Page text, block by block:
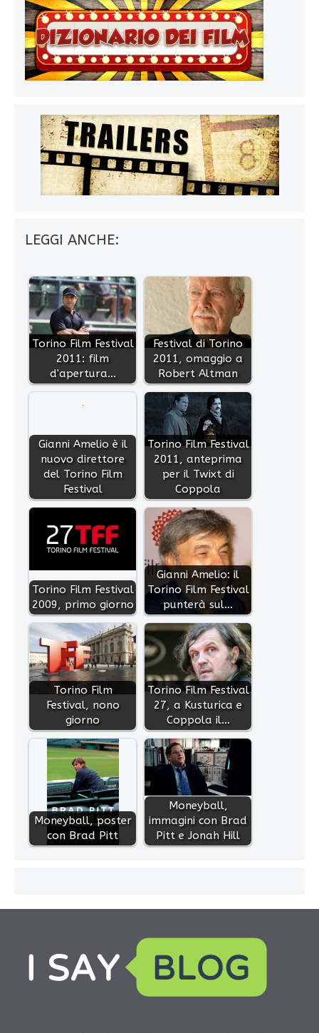
LEGGI ANCHE:
Torino Film Festival
2011: film
d'apertura…
Festival di Torino
2011, omaggio a
Robert Altman
Gianni Amelio è il
nuovo direttore
del Torino Film
Festival
Torino Film Festival
2011, anteprima
per il Twixt di
Coppola
Torino Film Festival
2009, primo giorno
Gianni Amelio: il
Torino Film Festival
punterà sul…
Torino Film
Festival, nono
giorno
Torino Film Festival
27, a Kusturica e
Coppola il…
Moneyball, poster
con Brad Pitt
Moneyball,
immagini con Brad
Pitt e Jonah Hill